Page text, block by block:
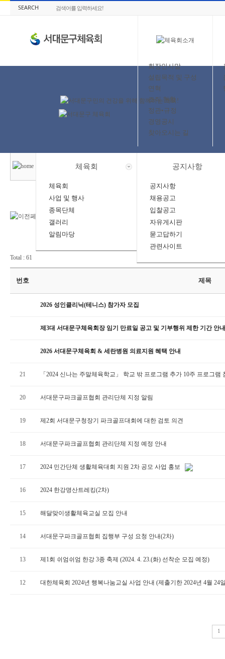
SEARCH
회장인사말
설립목적 및 구성
연혁
조직 현황
정관•규정
경영공시
찾아오시는 길
체육회
체육회
사업 및 행사
종목단체
갤러리
알림마당
공지사항
공지사항
채용공고
입찰공고
자유게시판
묻고답하기
관련사이트
Total : 61
번호 제목
2026 성인클리닉(테니스) 참가자 모집
제3대 서대문구체육회장 임기 만료일 공고 및 기부행위 제한 기간 안내
2026 서대문구체육회 & 세란병원 의료지원 혜택 안내
21 「2024 신나는 주말체육학교」 학교 밖 프로그램 추가 10주 프로그램
20 서대문구파크골프협회 관리단체 지정 알림
19 제2회 서대문구청장기 파크골프대회에 대한 검토 의견
18 서대문구파크골프협회 관리단체 지정 예정 안내
17 2024 민간단체 생활체육대회 지원 2차 공모 사업 홍보
16 2024 한강명산트레킹(2차)
15 해달맞이생활체육교실 모집 안내
14 서대문구파크골프협회 집행부 구성 요청 안내(2차)
13 제1회 쉬엄쉬엄 한강 3종 축제 (2024. 4. 23.(화) 선착순 모집 예정)
12 대한체육회 2024년 행복나눔교실 사업 안내 (제출기한 2024년 4월 24
1